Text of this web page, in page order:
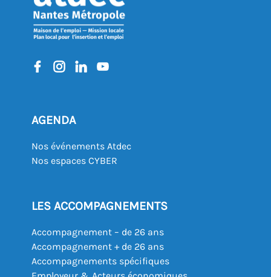
AGENDA
Nos événements Atdec
Nos espaces CYBER
LES ACCOMPAGNEMENTS
Accompagnement – de 26 ans
Accompagnement + de 26 ans
Accompagnements spécifiques